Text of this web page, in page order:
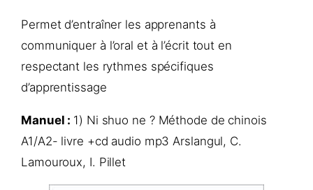
Permet d’entraîner les apprenants à
communiquer à l’oral et à l’écrit tout en
respectant les rythmes spécifiques
d’apprentissage
Manuel : 1) Ni shuo ne ? Méthode de chinois
A1/A2- livre +cd audio mp3 Arslangul, C.
Lamouroux, I. Pillet